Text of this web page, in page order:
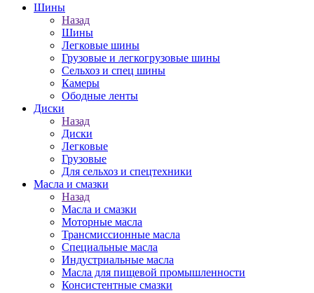
Шины
Назад
Шины
Легковые шины
Грузовые и легкогрузовые шины
Сельхоз и спец шины
Камеры
Ободные ленты
Диски
Назад
Диски
Легковые
Грузовые
Для сельхоз и спецтехники
Масла и смазки
Назад
Масла и смазки
Моторные масла
Трансмиссионные масла
Специальные масла
Индустриальные масла
Масла для пищевой промышленности
Консистентные смазки